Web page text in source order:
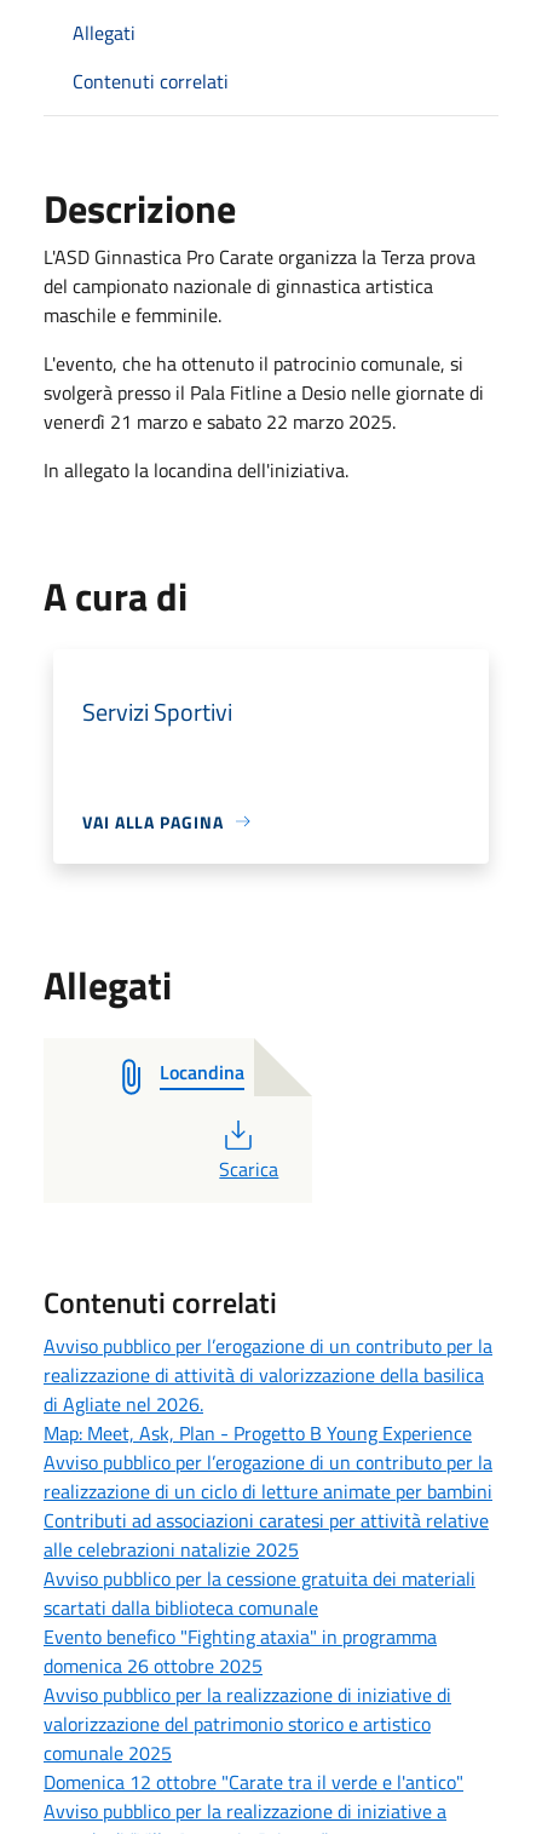
Allegati
Contenuti correlati
Descrizione
L'ASD Ginnastica Pro Carate organizza la Terza prova
del campionato nazionale di ginnastica artistica
maschile e femminile.
L'evento, che ha ottenuto il patrocinio comunale, si
svolgerà presso il Pala Fitline a Desio nelle giornate di
venerdì 21 marzo e sabato 22 marzo 2025.
In allegato la locandina dell'iniziativa.
A cura di
Servizi Sportivi
VAI ALLA PAGINA
Allegati
Locandina
PDF
Scarica
Contenuti correlati
Avviso pubblico per l’erogazione di un contributo per la
realizzazione di attività di valorizzazione della basilica
di Agliate nel 2026.
Map: Meet, Ask, Plan - Progetto B Young Experience
Avviso pubblico per l’erogazione di un contributo per la
realizzazione di un ciclo di letture animate per bambini
Contributi ad associazioni caratesi per attività relative
alle celebrazioni natalizie 2025
Avviso pubblico per la cessione gratuita dei materiali
scartati dalla biblioteca comunale
Evento benefico "Fighting ataxia" in programma
domenica 26 ottobre 2025
Avviso pubblico per la realizzazione di iniziative di
valorizzazione del patrimonio storico e artistico
comunale 2025
Domenica 12 ottobre "Carate tra il verde e l'antico"
Avviso pubblico per la realizzazione di iniziative a